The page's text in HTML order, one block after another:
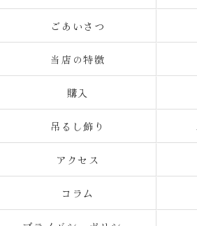
ごあいさつ
当店の特徴
購入
吊るし飾り
アクセス
コラム